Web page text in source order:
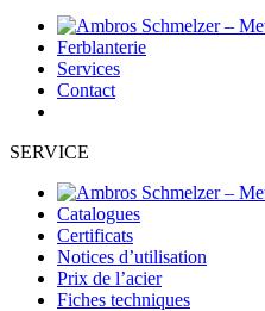
Ferblanterie
Services
Contact
SERVICE
Catalogues
Certificats
Notices d’utilisation
Prix de l’acier
Fiches techniques